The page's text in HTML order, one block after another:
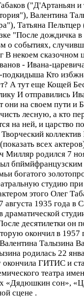
("Д'Артаньян
Валентина
Татьяна
"После дождичка в
о событиях,
В некоем сказочном
- Ивана-
Кто
А тут еще Кощей
И отправились
они на своем пути и
лесную, а кто
на ней, и царство
всех
Милляр родился 7
богатого
студию
этого Олег
августа 1935 года в
драматической
десятилетки он
окончил в 1957
Талызина
родилась 22
ГИТИС и
театра
«Дядюшкин сон»,
сцене .